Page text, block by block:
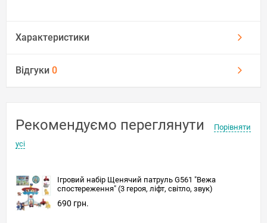
Характеристики
Відгуки 0
Рекомендуємо переглянути
Порівняти
усі
Ігровий набір Щенячий патруль G561 "Вежа
спостереження" (3 героя, ліфт, світло, звук)
690 грн.